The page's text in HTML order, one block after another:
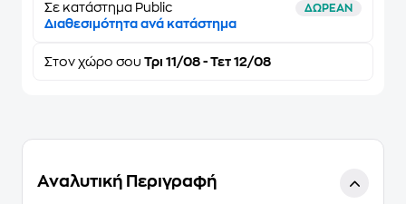
Σε κατάστημα Public ΔΩΡΕΑΝ
Διαθεσιμότητα ανά κατάστημα
Στον χώρο σου Τρι 11/08 - Τετ 12/08
Αναλυτική Περιγραφή